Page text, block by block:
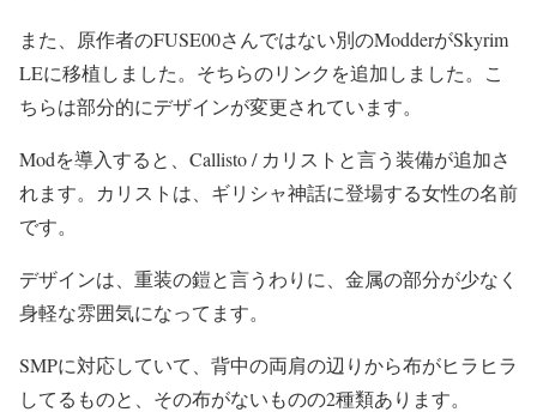
また、原作者のFUSE00さんではない別のModderがSkyrim
LEに移植しました。そちらのリンクを追加しました。こ
ちらは部分的にデザインが変更されています。
Modを導入すると、Callisto / カリストと言う装備が追加さ
れます。カリストは、ギリシャ神話に登場する女性の名前
です。
デザインは、重装の鎧と言うわりに、金属の部分が少なく
身軽な雰囲気になってます。
SMPに対応していて、背中の両肩の辺りから布がヒラヒラ
してるものと、その布がないものの2種類あります。